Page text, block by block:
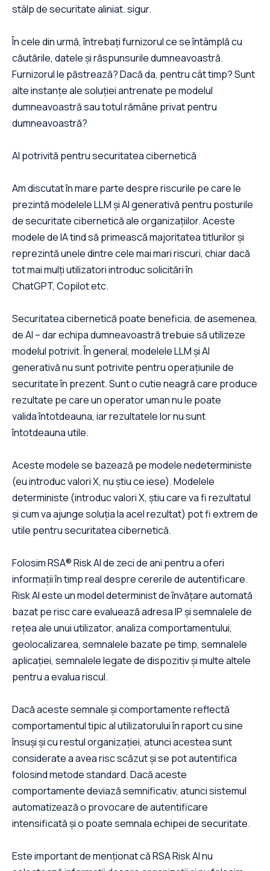
stâlp de securitate aliniat. sigur.
În cele din urmă, întrebați furnizorul ce se întâmplă cu
căutările, datele și răspunsurile dumneavoastră.
Furnizorul le păstrează? Dacă da, pentru cât timp? Sunt
alte instanțe ale soluției antrenate pe modelul
dumneavoastră sau totul rămâne privat pentru
dumneavoastră?
AI potrivită pentru securitatea cibernetică
Am discutat în mare parte despre riscurile pe care le
prezintă modelele LLM și AI generativă pentru posturile
de securitate cibernetică ale organizațiilor. Aceste
modele de IA tind să primească majoritatea titlurilor și
reprezintă unele dintre cele mai mari riscuri, chiar dacă
tot mai mulți utilizatori introduc solicitări în
ChatGPT, Copilot etc.
Securitatea cibernetică poate beneficia, de asemenea,
de AI – dar echipa dumneavoastră trebuie să utilizeze
modelul potrivit. În general, modelele LLM și AI
generativă nu sunt potrivite pentru operațiunile de
securitate în prezent. Sunt o cutie neagră care produce
rezultate pe care un operator uman nu le poate
valida întotdeauna, iar rezultatele lor nu sunt
întotdeauna utile.
Aceste modele se bazează pe modele nedeterministe
(eu introduc valori X, nu știu ce iese). Modelele
deterministe (introduc valori X, știu care va fi rezultatul
și cum va ajunge soluția la acel rezultat) pot fi extrem de
utile pentru securitatea cibernetică.
Folosim RSA® Risk AI de zeci de ani pentru a oferi
informații în timp real despre cererile de autentificare.
Risk AI este un model determinist de învățare automată
bazat pe risc care evaluează adresa IP și semnalele de
rețea ale unui utilizator, analiza comportamentului,
geolocalizarea, semnalele bazate pe timp, semnalele
aplicației, semnalele legate de dispozitiv și multe altele
pentru a evalua riscul.
Dacă aceste semnale și comportamente reflectă
comportamentul tipic al utilizatorului în raport cu sine
însuși și cu restul organizației, atunci acestea sunt
considerate a avea risc scăzut și se pot autentifica
folosind metode standard. Dacă aceste
comportamente deviază semnificativ, atunci sistemul
automatizează o provocare de autentificare
intensificată și o poate semnala echipei de securitate.
Este important de menționat că RSA Risk AI nu